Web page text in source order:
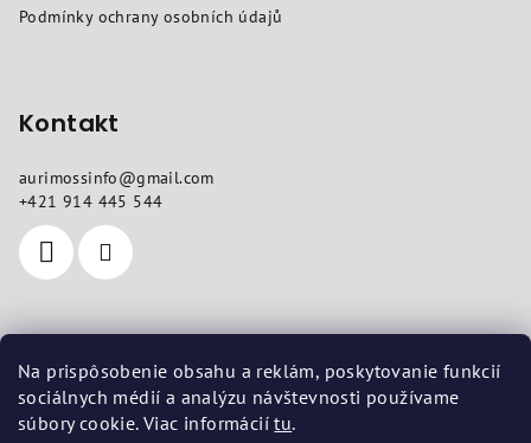
Na prispôsobenie obsahu a reklám, poskytovanie funkcií
sociálnych médií a analýzu návštevnosti používame
súbory cookie. Viac informáciítu.
Podmínky ochrany osobních údajů
Kontakt
aurimossinfo@gmail.com
+421 914 445 544
Kde nás najdete
Sídlo
: Pod dubami 618/10, Liptovská Štiavnica 03401
Provozovna: Vojenská 14, Košice 04001